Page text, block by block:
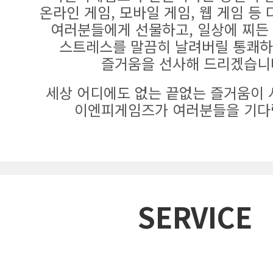
온라인 게임, 모바일 게임, 웹 게임 등
여러분들에게 선물하고, 일상에 찌
스트레스를 말끔히 날려버릴 통쾌
즐거움을 선사해 드리겠습
세상 어디에도 없는 끝없는 즐거움이
이엔피게임즈가 여러분들을 기
SERVICE